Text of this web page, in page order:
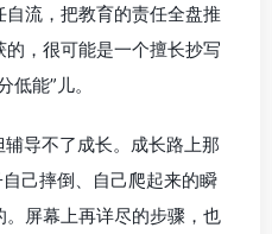
流，把教育的责任全盘推
，很可能是一个擅长抄写
能”儿。
导不了成长。成长路上那
己摔倒、自己爬起来的瞬
屏幕上再详尽的步骤，也